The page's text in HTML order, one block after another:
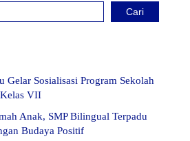
Cari
Gelar Sosialisasi Program Sekolah
VII
Anak, SMP Bilingual Terpadu
Budaya Positif